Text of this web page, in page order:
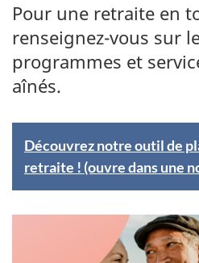
Pour une retraite en
renseignez-vous sur
programmes et
aînés.
E
n
v
Découvrez notre outil de
retraite ! (ouvre dans une